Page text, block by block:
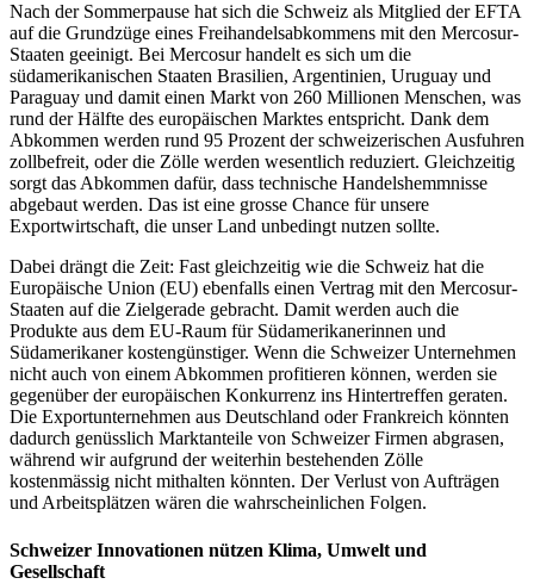
Nach der Sommerpause hat sich die Schweiz als Mitglied der EFTA
auf die Grundzüge eines Freihandelsabkommens mit den Mercosur-
Staaten geeinigt. Bei Mercosur handelt es sich um die
südamerikanischen Staaten Brasilien, Argentinien, Uruguay und
Paraguay und damit einen Markt von 260 Millionen Menschen, was
rund der Hälfte des europäischen Marktes entspricht. Dank dem
Abkommen werden rund 95 Prozent der schweizerischen Ausfuhren
zollbefreit, oder die Zölle werden wesentlich reduziert. Gleichzeitig
sorgt das Abkommen dafür, dass technische Handelshemmnisse
abgebaut werden. Das ist eine grosse Chance für unsere
Exportwirtschaft, die unser Land unbedingt nutzen sollte.
Dabei drängt die Zeit: Fast gleichzeitig wie die Schweiz hat die
Europäische Union (EU) ebenfalls einen Vertrag mit den Mercosur-
Staaten auf die Zielgerade gebracht. Damit werden auch die
Produkte aus dem EU-Raum für Südamerikanerinnen und
Südamerikaner kostengünstiger. Wenn die Schweizer Unternehmen
nicht auch von einem Abkommen profitieren können, werden sie
gegenüber der europäischen Konkurrenz ins Hintertreffen geraten.
Die Exportunternehmen aus Deutschland oder Frankreich könnten
dadurch genüsslich Marktanteile von Schweizer Firmen abgrasen,
während wir aufgrund der weiterhin bestehenden Zölle
kostenmässig nicht mithalten könnten. Der Verlust von Aufträgen
und Arbeitsplätzen wären die wahrscheinlichen Folgen.
Schweizer Innovationen nützen Klima, Umwelt und
Gesellschaft